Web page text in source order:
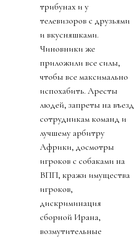
трибунах и у
телевизоров с друзьями
и вкусняшками.
Чиновники же
приложили все силы,
чтобы все максимально
испохабить. Аресты
людей, запреты на въезд
сотрудникам команд и
лучшему арбитру
Африки, досмотры
игроков с собаками на
ВПП, кражи имущества
игроков,
дискриминация
сборной Ирана,
возмутительные